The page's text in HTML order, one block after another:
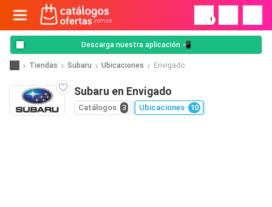
!
Descarga nuestra aplicación 📲
Tiendas Subaru Ubicaciones Envigado
Subaru en Envigado
Catálogos 3 Ubicaciones 10